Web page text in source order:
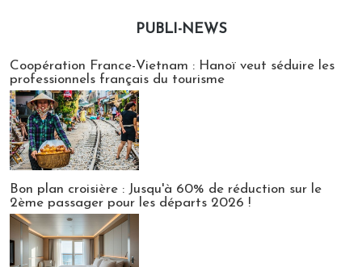
PUBLI-NEWS
Coopération France-Vietnam : Hanoï veut séduire les
professionnels français du tourisme
Bon plan croisière : Jusqu'à 60% de réduction sur le
2ème passager pour les départs 2026 !